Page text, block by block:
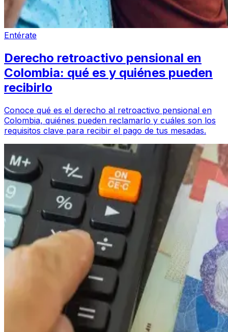
Entérate
Derecho retroactivo pensional en
Colombia: qué es y quiénes pueden
recibirlo
Conoce qué es el derecho al retroactivo pensional en
Colombia, quiénes pueden reclamarlo y cuáles son los
requisitos clave para recibir el pago de tus mesadas.